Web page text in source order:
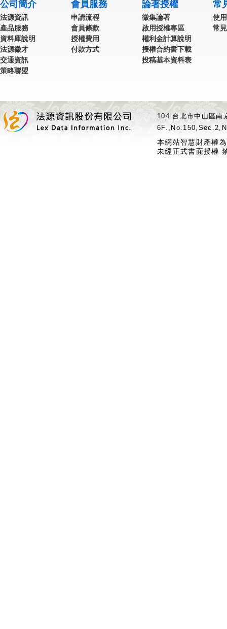
公司簡介
法源資訊
產品服務
資料庫說明
法源徵才
交通資訊
策略聯盟
會員服務
申請流程
會員條款
授權費用
付款方式
論著授權
徵集論著
啟用授權專區
權利金計算說明
授權合約書下載
投稿基本資料表
常
使
常
104 台北市中山區
本網站智慧財產權
未經正式書面授權